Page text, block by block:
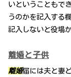
いということもで
うのかを記入する
記入しないと役場
離婚と子供
離婚届には夫と妻